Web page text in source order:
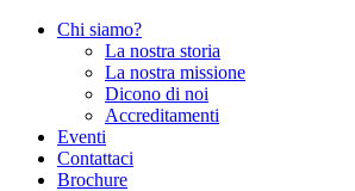
Chi siamo?
La nostra storia
La nostra missione
Dicono di noi
Accreditamenti
Eventi
Contattaci
Brochure